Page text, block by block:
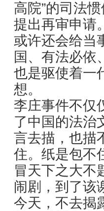
高院”的司法
提出再审申请
或许还会给当
国、有法必依
也是驱使着一
想。
李庄事件不仅
了中国的法治
言去描，也描
住。纸是包不
冒天下之大不
闹剧，到了该
今天，不去揭